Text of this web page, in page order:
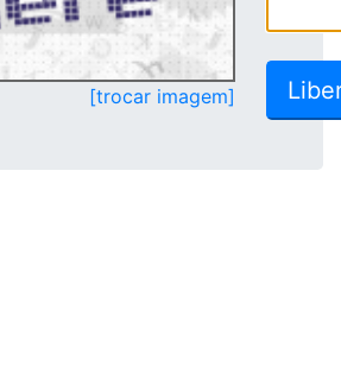
[trocar imagem]